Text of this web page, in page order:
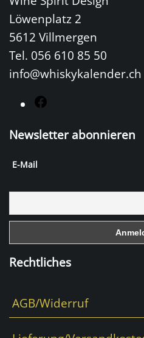
Löwenplatz 2
5612 Villmergen
Tel. 056 610 85 50
info@whiskykalender.ch
c
o
o
Newsletter abonnieren
E-Mail
Rechtliches
AGB/Widerruf